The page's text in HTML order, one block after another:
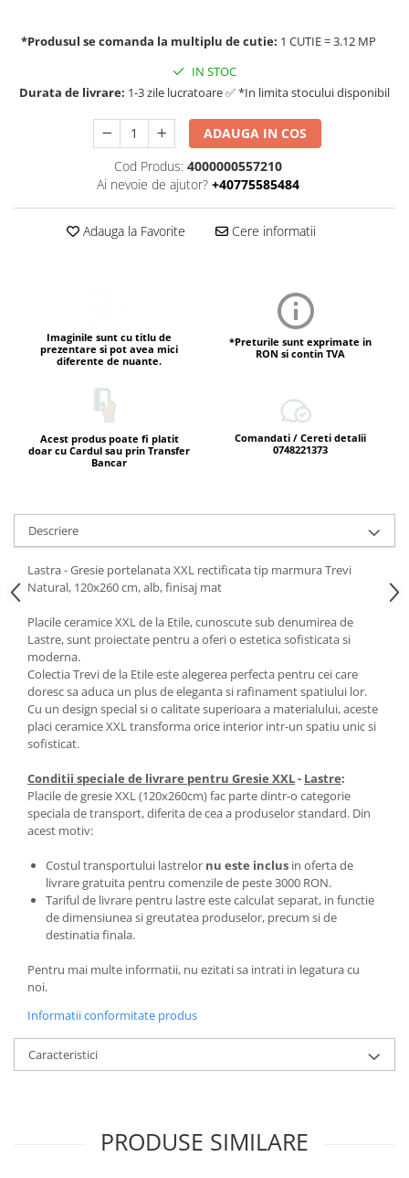
*Produsul se comanda la multiplu de cutie: 1 CUTIE = 3.12 MP
IN STOC
Durata de livrare: 1-3 zile lucratoare ✅ *In limita stocului disponibil
ADAUGA IN COS
Cod Produs: 4000000557210
Ai nevoie de ajutor? +40775585484
Adauga la Favorite Cere informatii
Imaginile sunt cu titlu de
prezentare si pot avea mici
diferente de nuante.
*Preturile sunt exprimate in
RON si contin TVA
Acest produs poate fi platit
doar cu Cardul sau prin Transfer
Bancar
Comandati / Cereti detalii
0748221373
Descriere
Lastra - Gresie portelanata XXL rectificata tip marmura Trevi
Natural, 120x260 cm, alb, finisaj mat
Placile ceramice XXL de la Etile, cunoscute sub denumirea de
Lastre, sunt proiectate pentru a oferi o estetica sofisticata si
moderna.
Colectia Trevi de la Etile este alegerea perfecta pentru cei care
doresc sa aduca un plus de eleganta si rafinament spatiului lor.
Cu un design special si o calitate superioara a materialului, aceste
placi ceramice XXL transforma orice interior intr-un spatiu unic si
sofisticat.
Conditii speciale de livrare pentru Gresie XXL- Lastre:
Placile de gresie XXL (120x260cm) fac parte dintr-o categorie
speciala de transport, diferita de cea a produselor standard. Din
acest motiv:
Costul transportului lastrelor nu este inclus in oferta de
livrare gratuita pentru comenzile de peste 3000 RON.
Tariful de livrare pentru lastre este calculat separat, in functie
de dimensiunea si greutatea produselor, precum si de
destinatia finala.
Pentru mai multe informatii, nu ezitati sa intrati in legatura cu
noi.
Informatii conformitate produs
Caracteristici
PRODUSE SIMILARE